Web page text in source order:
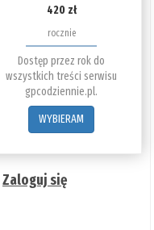
420 zł
rocznie
Dostęp przez rok do
wszystkich treści serwisu
gpcodziennie.pl.
WYBIERAM
Zaloguj się